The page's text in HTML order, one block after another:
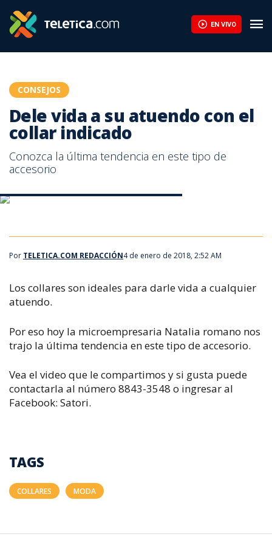
EN VIVO
CONSEJOS
Dele vida a su atuendo con el
collar indicado
Conozca la última tendencia en este tipo de
accesorio
Por TELETICA.COM REDACCIÓN4 de enero de 2018, 2:52 AM
Los collares son ideales para darle vida a cualquier
atuendo.
Por eso hoy la microempresaria Natalia romano nos
trajo la última tendencia en este tipo de accesorio.
Vea el video que le compartimos y si gusta puede
contactarla al número 8843-3548 o ingresar al
Facebook: Satori.
TAGS
COLLARES MODA